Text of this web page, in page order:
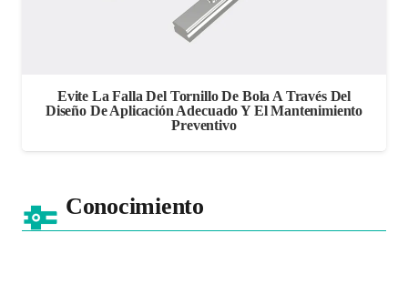
Evite La Falla Del Tornillo De Bola A Través Del
Diseño De Aplicación Adecuado Y El Mantenimiento
Preventivo
Conocimiento